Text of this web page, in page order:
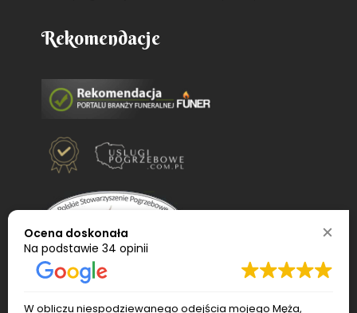
Rekomendacje
Ocena doskonała
Na podstawie 34 opinii
W obliczu niespodziewanego odejścia mojego Męża,